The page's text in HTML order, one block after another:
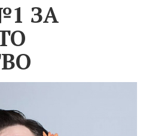
ЗА